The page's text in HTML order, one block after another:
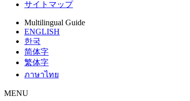
サイトマップ
Multilingual Guide
ENGLISH
한국
简体字
繁体字
ภาษาไทย
MENU